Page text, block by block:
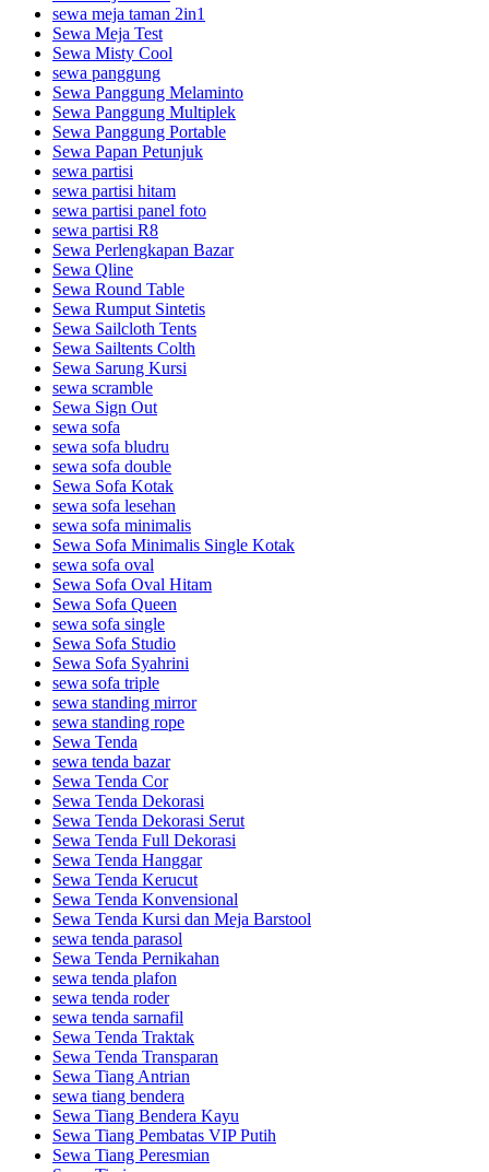
sewa meja taman 2in1
Sewa Meja Test
Sewa Misty Cool
sewa panggung
Sewa Panggung Melaminto
Sewa Panggung Multiplek
Sewa Panggung Portable
Sewa Papan Petunjuk
sewa partisi
sewa partisi hitam
sewa partisi panel foto
sewa partisi R8
Sewa Perlengkapan Bazar
Sewa Qline
Sewa Round Table
Sewa Rumput Sintetis
Sewa Sailcloth Tents
Sewa Sailtents Colth
Sewa Sarung Kursi
sewa scramble
Sewa Sign Out
sewa sofa
sewa sofa bludru
sewa sofa double
Sewa Sofa Kotak
sewa sofa lesehan
sewa sofa minimalis
Sewa Sofa Minimalis Single Kotak
sewa sofa oval
Sewa Sofa Oval Hitam
Sewa Sofa Queen
sewa sofa single
Sewa Sofa Studio
Sewa Sofa Syahrini
sewa sofa triple
sewa standing mirror
sewa standing rope
Sewa Tenda
sewa tenda bazar
Sewa Tenda Cor
Sewa Tenda Dekorasi
Sewa Tenda Dekorasi Serut
Sewa Tenda Full Dekorasi
Sewa Tenda Hanggar
Sewa Tenda Kerucut
Sewa Tenda Konvensional
Sewa Tenda Kursi dan Meja Barstool
sewa tenda parasol
Sewa Tenda Pernikahan
sewa tenda plafon
sewa tenda roder
sewa tenda sarnafil
Sewa Tenda Traktak
Sewa Tenda Transparan
Sewa Tiang Antrian
sewa tiang bendera
Sewa Tiang Bendera Kayu
Sewa Tiang Pembatas VIP Putih
Sewa Tiang Peresmian